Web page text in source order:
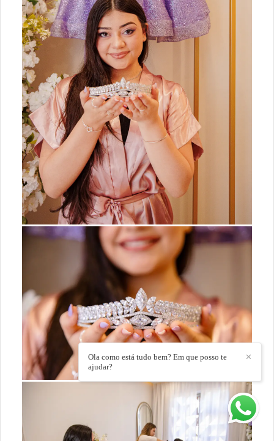
✕
Ola como está tudo bem? Em que posso te
ajudar?